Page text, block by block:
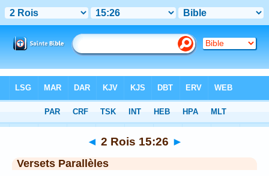
Chapitre 15> Verset 26
◄ 2 Rois 15:26 ►
Versets Parallèles